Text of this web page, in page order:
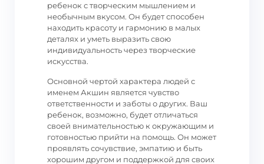
ребенок с творческим мышлением и
необычным вкусом. Он будет способен
находить красоту и гармонию в малых
деталях и уметь выразить свою
индивидуальность через творческие
искусства.
Основной чертой характера людей с
именем Акшин является чувство
ответственности и заботы о других. Ваш
ребенок, возможно, будет отличаться
своей внимательностью к окружающим и
готовностью прийти на помощь. Он может
проявлять сочувствие, эмпатию и быть
хорошим другом и поддержкой для своих